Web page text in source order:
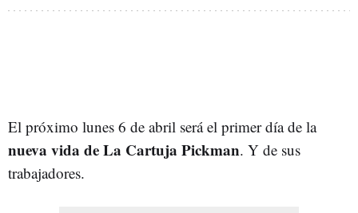
El próximo lunes 6 de abril será el primer día de la
nueva vida de La Cartuja Pickman. Y de sus
trabajadores.